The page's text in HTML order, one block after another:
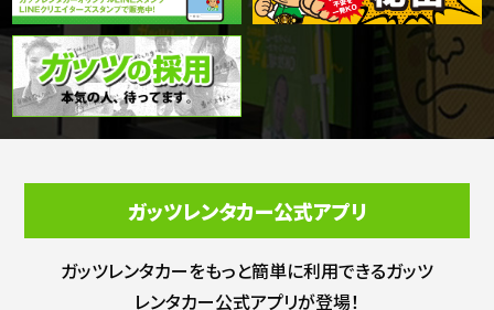
ガッツレンタカー公式アプリ
ガッツレンタカーをもっと簡単に利用できるガッツ
レンタカー公式アプリが登場！